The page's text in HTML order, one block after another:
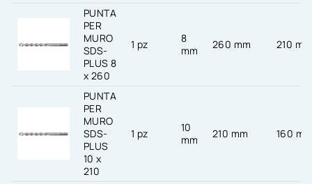
PUNTA
PER
MURO
SDS-
PLUS 8
x 260
1 pz
8
mm
260 mm 210 mm
PUNTA
PER
MURO
SDS-
PLUS
10 x
210
1 pz
10
mm
210 mm 160